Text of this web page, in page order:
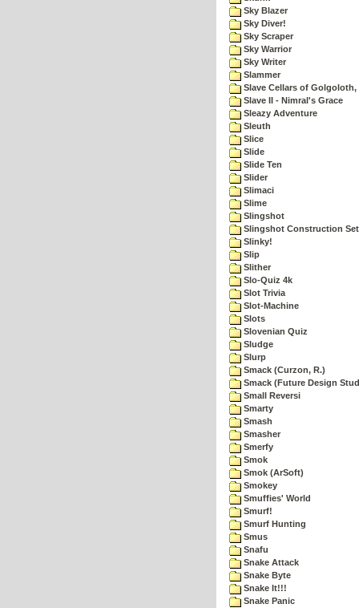
Sky Blazer
Sky Diver!
Sky Scraper
Sky Warrior
Sky Writer
Slammer
Slave Cellars of Golgoloth,
Slave II - Nimral's Grace
Sleazy Adventure
Sleuth
Slice
Slide
Slide Ten
Slider
Slimaci
Slime
Slingshot
Slingshot Construction Set
Slinky!
Slip
Slither
Slo-Quiz 4k
Slot Trivia
Slot-Machine
Slots
Slovenian Quiz
Sludge
Slurp
Smack (Curzon, R.)
Smack (Future Design
Small Reversi
Smarty
Smash
Smasher
Smerfy
Smok
Smok (ArSoft)
Smokey
Smuffies' World
Smurf!
Smurf Hunting
Smus
Snafu
Snake Attack
Snake Byte
Snake It!!!
Snake Panic